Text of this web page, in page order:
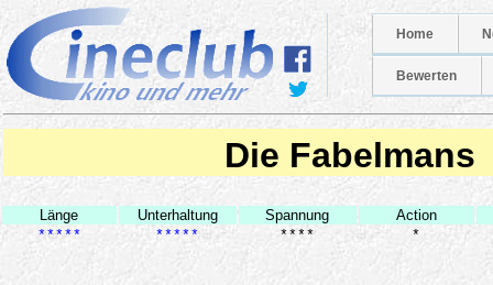
Home
Bewerten
Die Fabelmans
Länge Unterhaltung Spannung
Action
*****
***** **** *